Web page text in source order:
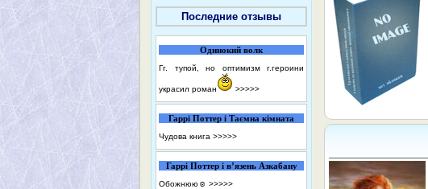
Последние отзывы
Одинокий волк
Гг. тупой, но оптимизм г.героини
украсил роман >>>>>
Гаррі Поттер і Таємна кімната
Чудова книга >>>>>
Гаррі Поттер і в’язень Азкабану
Обожнюю☺️ >>>>>